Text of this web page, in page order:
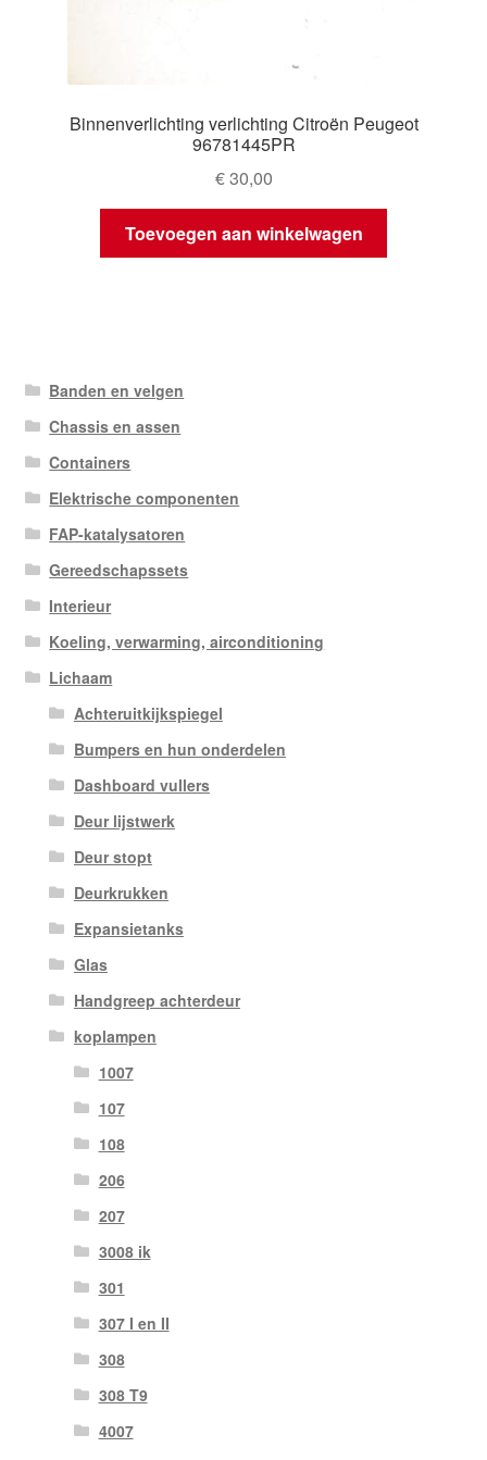
Binnenverlichting verlichting Citroën Peugeot
96781445PR
€30,00
Toevoegen aan winkelwagen
Banden en velgen
Chassis en assen
Containers
Elektrische componenten
FAP-katalysatoren
Gereedschapssets
Interieur
Koeling, verwarming, airconditioning
Lichaam
Achteruitkijkspiegel
Bumpers en hun onderdelen
Dashboard vullers
Deur lijstwerk
Deur stopt
Deurkrukken
Expansietanks
Glas
Handgreep achterdeur
koplampen
1007
107
108
206
207
3008 ik
301
307 I en II
308
308 T9
4007